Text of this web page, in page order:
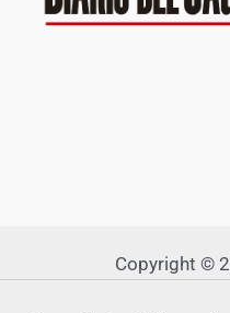
Copyright ©